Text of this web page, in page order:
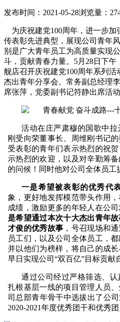
发布时间：2021-05-28浏览量：
为庆祝建党100周年，进一步
传表彰先进典型，展现公司青年
别是广大青年员工为高质量实现
斗，贡献青春力量。5月28日下
舰店召开庆祝建党100周年系列活
杰出青年分享会。常务副总经理
席张萍，党委副书记符静出席活动
活动在庄严肃穆的国歌中
刚受向荣董事长、周维刚书记
受表彰的青年们表示热烈的祝
示热烈的欢迎，以及对辛勤筹
的问候！同时他对公司全体员工
一是希望被表彰的优秀代
象，更好地发挥模范带头作用
成绩，激励更多的年轻人在公司
是希望通过本次十大杰出青年
才俊的优秀故事 ，号召现场和
员工们，以及公司全体员工，
并以他们为榜样，将自己的成
早日实现公司 “双百亿”目标贡献
通过公司经过严格筛选、
扎根基层一线的项目管理人员
司总部青年骨干中选拔出了公
2020-2021年度优秀团干和优秀